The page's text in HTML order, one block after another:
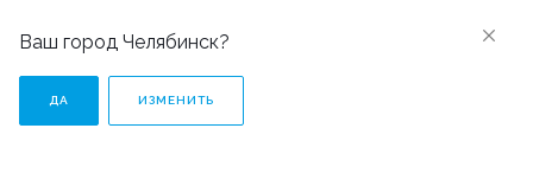
Ваш город Челябинск?
ДА ИЗМЕНИТЬ